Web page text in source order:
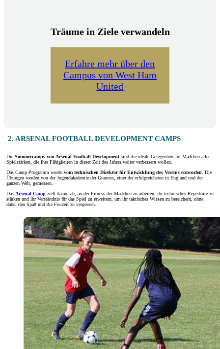
Träume in Ziele verwandeln
Erfahre mehr über den
Campus von West Ham
United
2. ARSENAL FOOTBALL DEVELOPMENT CAMPS
Die Sommercamps von Arsenal Football Development sind die ideale Gelegenheit für Mädchen aller
Spielstärken, die ihre Fähigkeiten in dieser Zeit des Jahres weiter verbessern wollen.
Das Camp-Programm wurde vom technischen Direktor für Entwicklung des Vereins entworfen . Die
Übungen werden von der Jugendakademie der Gunners, einer der erfolgreichsten in England und der
ganzen Welt, gemessen.
Das Arsenal-Camp zielt darauf ab, an der Fitness der Mädchen zu arbeiten, ihr technisches Repertoire zu
stärken und ihr Verständnis für das Spiel zu erweitern, um ihr taktisches Wissen zu bereichern, ohne
dabei den Spaß und die Freizeit zu vergessen.